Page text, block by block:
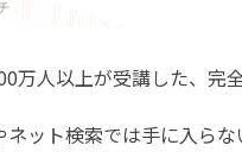
万人以上が受講した、完
ット検索では手に入ら